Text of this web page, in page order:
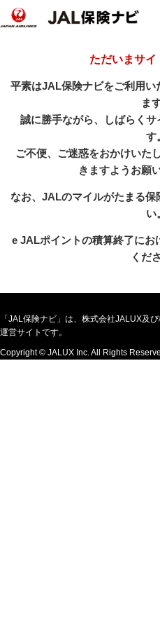
ただいまサ
平素はJAL保険ナビをご利用
ま
誠に勝手ながら、しばらく
す
ご不便、ご迷惑をおかけいた
きますようお願
なお、JALのマイルがたまる保
い
e JALポイントの積算終了にお
くだ
「JAL保険ナビ」は、株式会社JALUX及
運営サイトです。
Copyright © JALUX Inc. All Rights